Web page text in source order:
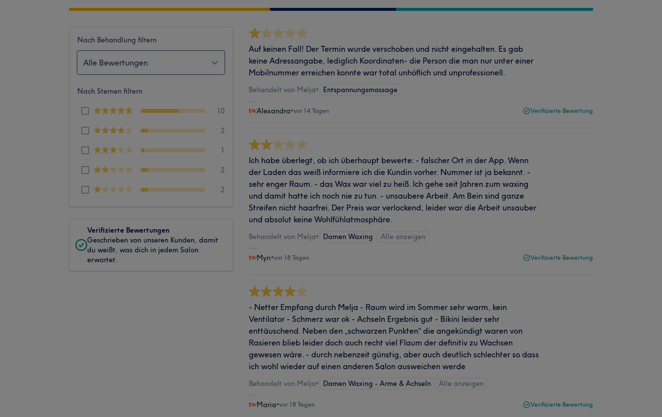
Nach Behandlung filtern
Alle Bewertungen
Nach Sternen filtern
10
2
1
2
2
Verifizierte Bewertungen
Geschrieben von unseren Kunden, damit
du weißt, was dich in jedem Salon
erwartet.
Auf keinen Fall! Der Termin wurde verschoben und nicht eingehalten. Es gab
keine Adressangabe, lediglich Koordinaten- die Person die man nur unter einer
Mobilnummer erreichen konnte war total unhöflich und unprofessionell.
Behandelt von Melja• Entspannungsmassage
Alexandra•vor 14 Tagen Verifizierte Bewertung
Ich habe überlegt, ob ich überhaupt bewerte: - falscher Ort in der App. Wenn
der Laden das weiß informiere ich die Kundin vorher. Nummer ist ja bekannt. -
sehr enger Raum. - das Wax war viel zu heiß. Ich gehe seit Jahren zum waxing
und damit hatte ich noch nie zu tun. - unsaubere Arbeit. Am Bein sind ganze
Streifen nicht haarfrei. Der Preis war verlockend, leider war die Arbeit unsauber
und absolut keine Wohlfühlatmosphäre.
Behandelt von Melja• Damen Waxing Alle anzeigen
Myri•vor 18 Tagen Verifizierte Bewertung
- Netter Empfang durch Melja - Raum wird im Sommer sehr warm, kein
Ventilator - Schmerz war ok - Achseln Ergebnis gut - Bikini leider sehr
enttäuschend. Neben den „schwarzen Punkten“ die angekündigt waren von
Rasieren blieb leider doch auch recht viel Flaum der definitiv zu Wachsen
gewesen wäre. - durch nebenzeit günstig, aber auch deutlich schlechter so dass
ich wohl wieder auf einen anderen Salon ausweichen werde
Behandelt von Melja• Damen Waxing - Arme & Achseln Alle anzeigen
Maria•vor 18 Tagen Verifizierte Bewertung